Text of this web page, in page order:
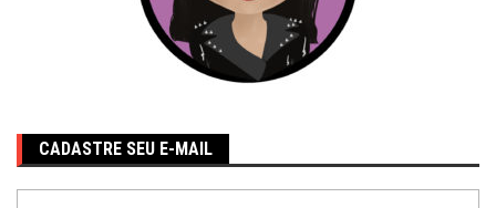
CADASTRE SEU E-MAIL